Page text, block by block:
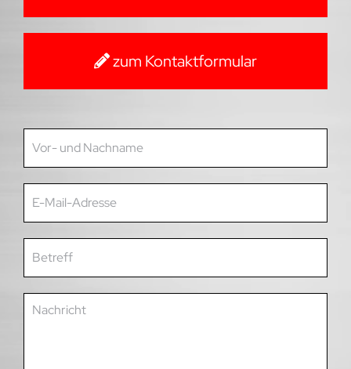
zum Kontaktformular